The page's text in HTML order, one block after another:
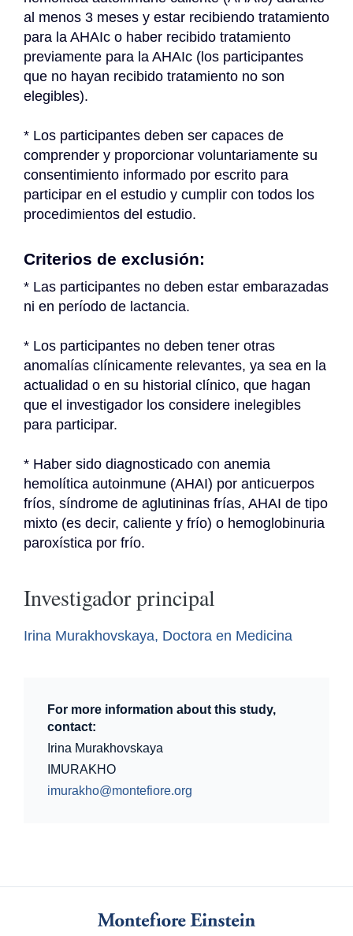
al menos 3 meses y estar recibiendo tratamiento
para la AHAIc o haber recibido tratamiento
previamente para la AHAIc (los participantes
que no hayan recibido tratamiento no son
elegibles).
* Los participantes deben ser capaces de
comprender y proporcionar voluntariamente su
consentimiento informado por escrito para
participar en el estudio y cumplir con todos los
procedimientos del estudio.
Criterios de exclusión:
* Las participantes no deben estar embarazadas
ni en período de lactancia.
* Los participantes no deben tener otras
anomalías clínicamente relevantes, ya sea en la
actualidad o en su historial clínico, que hagan
que el investigador los considere inelegibles
para participar.
* Haber sido diagnosticado con anemia
hemolítica autoinmune (AHAI) por anticuerpos
fríos, síndrome de aglutininas frías, AHAI de tipo
mixto (es decir, caliente y frío) o hemoglobinuria
paroxística por frío.
Investigador principal
Irina Murakhovskaya, Doctora en Medicina
For more information about this study,
contact:
Irina Murakhovskaya
IMURAKHO
imurakho@montefiore.org